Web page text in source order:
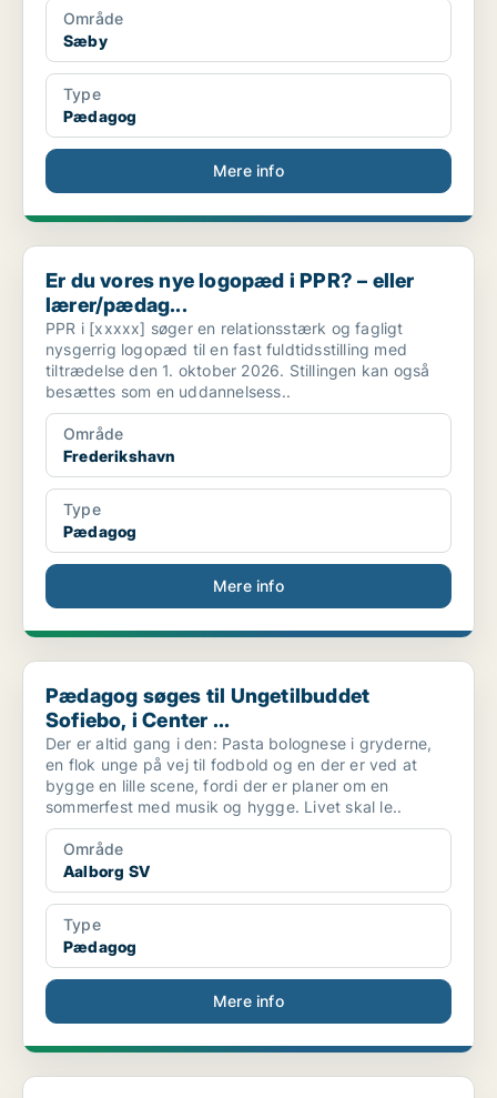
Område
Sæby
Type
Pædagog
Mere info
Er du vores nye logopæd i PPR? – eller lærer/pædag...
Er du vores nye logopæd i PPR? – eller
lærer/pædag...
PPR i [xxxxx] søger en relationsstærk og fagligt
nysgerrig logopæd til en fast fuldtidsstilling med
tiltrædelse den 1. oktober 2026. Stillingen kan også
besættes som en uddannelsess..
Område
Frederikshavn
Type
Pædagog
Mere info
Pædagog søges til Ungetilbuddet Sofiebo, i Center ...
Pædagog søges til Ungetilbuddet
Sofiebo, i Center ...
Der er altid gang i den: Pasta bolognese i gryderne,
en flok unge på vej til fodbold og en der er ved at
bygge en lille scene, fordi der er planer om en
sommerfest med musik og hygge. Livet skal le..
Område
Aalborg SV
Type
Pædagog
Mere info
Pædagog søges til et botilbud, hvor livskvalitet, ...